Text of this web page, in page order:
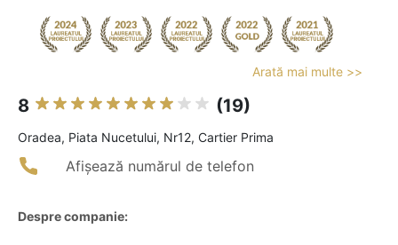
Arată mai multe >>
8 (19)
Oradea, Piata Nucetului, Nr12, Cartier Prima
Afișează numărul de telefon
Despre companie: